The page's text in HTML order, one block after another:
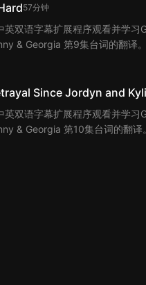
57分钟
双语字幕扩展程序观看并学
& Georgia 第9集台词的翻译。
Since Jordyn and
双语字幕扩展程序观看并学
& Georgia 第10集台词的翻译。